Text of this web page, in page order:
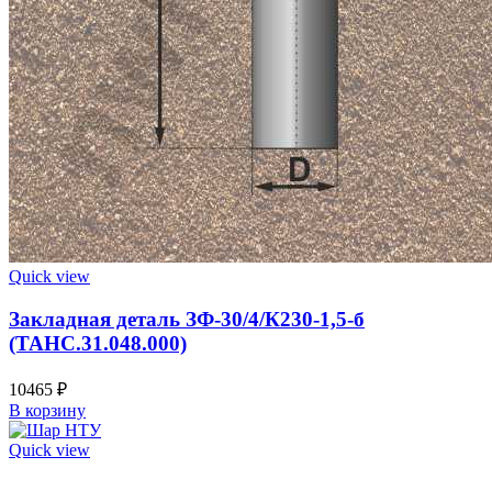
Quick view
Закладная деталь ЗФ-30/4/К230-1,5-б
(ТАНС.31.048.000)
10465 ₽
В корзину
Quick view